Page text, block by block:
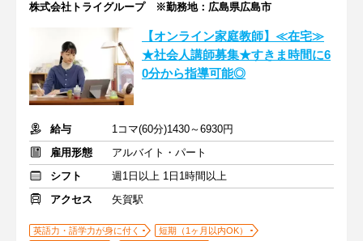
株式会社トライグループ ※勤務地：広島県広島市
【オンライン家庭教師】≪在宅≫
★社会人講師募集★すきま時間に6
0分から指導可能◎
給与
1コマ(60分)1430～6930円
雇用形態
アルバイト・パート
シフト
週1日以上 1日1時間以上
アクセス
矢賀駅
英語力・語学力が身に付く
短期（1ヶ月以内OK）